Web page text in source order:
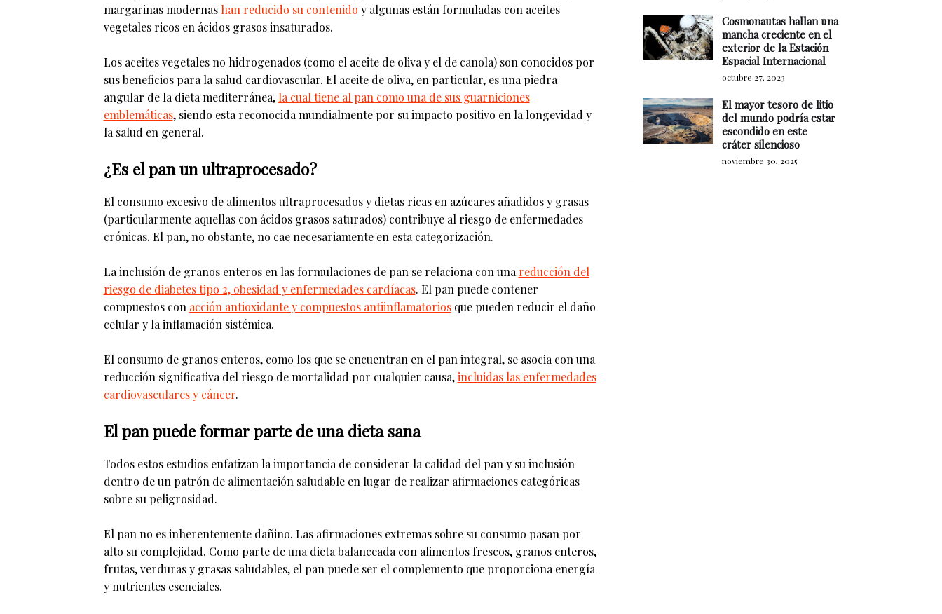
margarinas modernas han reducido su contenido y algunas están formuladas con aceites
vegetales ricos en ácidos grasos insaturados.
Los aceites vegetales no hidrogenados (como el aceite de oliva y el de canola) son conocidos por
sus beneficios para la salud cardiovascular. El aceite de oliva, en particular, es una piedra
angular de la dieta mediterránea, la cual tiene al pan como una de sus guarniciones
emblemáticas, siendo esta reconocida mundialmente por su impacto positivo en la longevidad y
la salud en general.
¿Es el pan un ultraprocesado?
El consumo excesivo de alimentos ultraprocesados y dietas ricas en azúcares añadidos y grasas
(particularmente aquellas con ácidos grasos saturados) contribuye al riesgo de enfermedades
crónicas. El pan, no obstante, no cae necesariamente en esta categorización.
La inclusión de granos enteros en las formulaciones de pan se relaciona con una reducción del
riesgo de diabetes tipo 2, obesidad y enfermedades cardíacas. El pan puede contener
compuestos con acción antioxidante y compuestos antiinflamatoriosque pueden reducir el daño
celular y la inflamación sistémica.
El consumo de granos enteros, como los que se encuentran en el pan integral, se asocia con una
reducción significativa del riesgo de mortalidad por cualquier causa,incluidas las enfermedades
cardiovasculares y cáncer.
El pan puede formar parte de una dieta sana
Todos estos estudios enfatizan la importancia de considerar la calidad del pan y su inclusión
dentro de un patrón de alimentación saludable en lugar de realizar afirmaciones categóricas
sobre su peligrosidad.
El pan no es inherentemente dañino. Las afirmaciones extremas sobre su consumo pasan por
alto su complejidad. Como parte de una dieta balanceada con alimentos frescos, granos enteros,
frutas, verduras y grasas saludables, el pan puede ser el complemento que proporciona energía
y nutrientes esenciales.
Cosmonautas hallan una
mancha creciente en el
exterior de la Estación
Espacial Internacional
octubre 27, 2023
El mayor tesoro de litio
del mundo podría estar
escondido en este
cráter silencioso
noviembre 30, 2025